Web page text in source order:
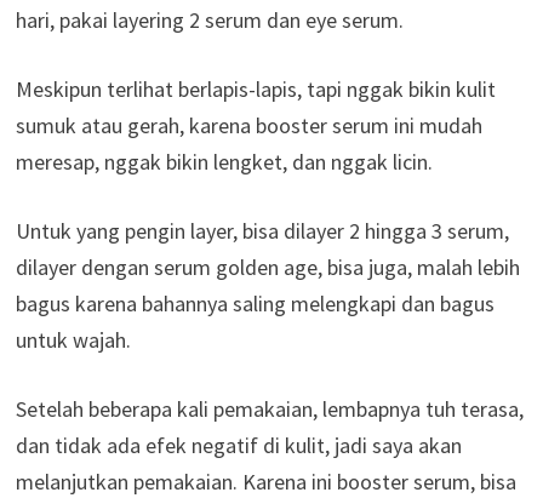
hari, pakai layering 2 serum dan eye serum.
Meskipun terlihat berlapis-lapis, tapi nggak bikin kulit
sumuk atau gerah, karena booster serum ini mudah
meresap, nggak bikin lengket, dan nggak licin.
Untuk yang pengin layer, bisa dilayer 2 hingga 3 serum,
dilayer dengan serum golden age, bisa juga, malah lebih
bagus karena bahannya saling melengkapi dan bagus
untuk wajah.
Setelah beberapa kali pemakaian, lembapnya tuh terasa,
dan tidak ada efek negatif di kulit, jadi saya akan
melanjutkan pemakaian. Karena ini booster serum, bisa